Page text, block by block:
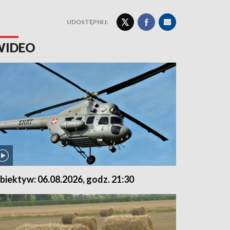
UDOSTĘPNIJ:
06.08.2026, godz. 21:30